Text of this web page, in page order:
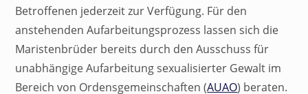
Betroffenen jederzeit zur Verfügung. Für den
anstehenden Aufarbeitungsprozess lassen sich die
Maristenbrüder bereits durch den Ausschuss für
unabhängige Aufarbeitung sexualisierter Gewalt im
Bereich von Ordensgemeinschaften (AUAO) beraten.